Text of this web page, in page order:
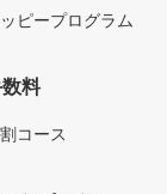
ピープログラム
料
コース